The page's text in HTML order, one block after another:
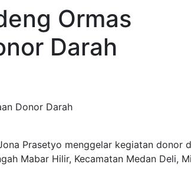
Ormas
Darah
Prasetyo menggelar kegiatan donor
Mabar Hilir, Kecamatan Medan Deli,